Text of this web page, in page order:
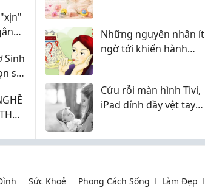
Sinh
số
Những nguyên nhân ít
ngờ tới khiến hành
Cứu rỗi màn hình Tivi,
iPad dính đầy vệt tay
Sức Khoẻ Phong Cách Sống
Làm Đẹp